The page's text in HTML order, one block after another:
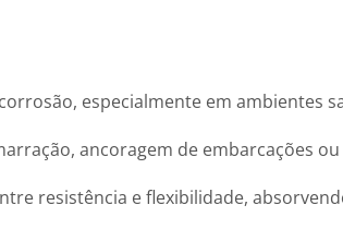
especialmente em ambientes
ancoragem de embarcações
resistência e flexibilidade,